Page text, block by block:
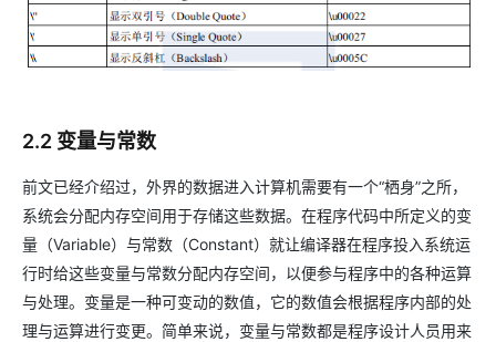
2.2 变量与常数
前文已经介绍过，外界的数据进入计算机需要有一个“栖身”之所，
系统会分配内存空间用于存储这些数据。在程序代码中所定义的变
量（Variable）与常数（Constant）就让编译器在程序投入系统运
行时给这些变量与常数分配内存空间，以便参与程序中的各种运算
与处理。变量是一种可变动的数值，它的数值会根据程序内部的处
理与运算进行变更。简单来说，变量与常数都是程序设计人员用来